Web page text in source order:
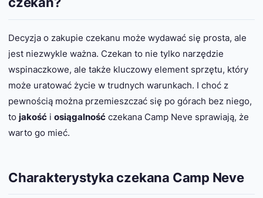
Decyzja o zakupie czekanu może wydawać się prosta, ale
jest niezwykle ważna. Czekan to nie tylko narzędzie
wspinaczkowe, ale także kluczowy element sprzętu, który
może uratować życie w trudnych warunkach. I choć z
pewnością można przemieszczać się po górach bez niego,
to jakość i osiągalność czekana Camp Neve sprawiają, że
warto go mieć.
Charakterystyka czekana Camp Neve